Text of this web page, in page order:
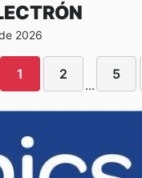
2026
1 2
...
5